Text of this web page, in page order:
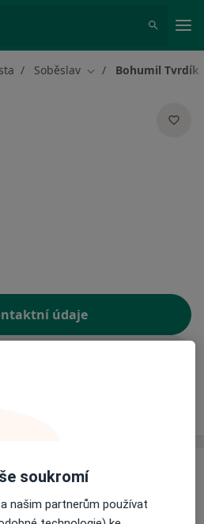
Soběslav Změna města
Bohumil Tvrdík
údaje
termín
a cenách nejsou k dispozici
soukromí
našim partnerům používat